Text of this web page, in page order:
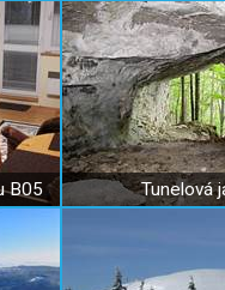
B05 Tunelová